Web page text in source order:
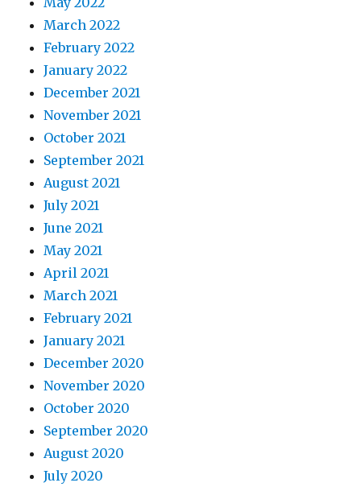
March 2022
February 2022
January 2022
December 2021
November 2021
October 2021
September 2021
August 2021
July 2021
June 2021
May 2021
April 2021
March 2021
February 2021
January 2021
December 2020
November 2020
October 2020
September 2020
August 2020
July 2020